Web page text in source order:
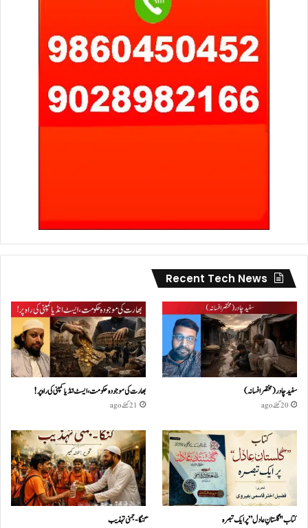
Recent Tech News
سفید چادر( مختصر افسانہ)
20 گھنٹے ago
بھارت کی موجودہ حکومت،ایسٹ انڈیا کمپنی کی راہ پر!
21 گھنٹے ago
کتاب "گلستانِ عادل” پر ایک تبصرہ گنگا-جمنی تہذیب